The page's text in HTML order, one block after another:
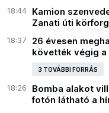
18:44
Kamion
Zanati úti
18:37
26 évesen
követték végig
3 TOVÁBBI FORRÁS
18:26
Bomba alakot
fotón látható a